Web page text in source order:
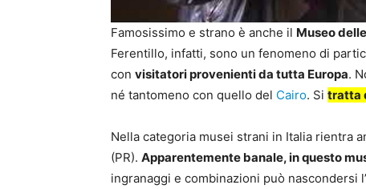
Famosissimo e strano è anche il Museo
Ferentillo, infatti, sono un fenomeno di
con visitatori provenienti da tutta Europa.
né tantomeno con quello del Cairo. Si tratta
Nella categoria musei strani in Italia rientra
(PR). Apparentemente banale, in questo
ingranaggi e combinazioni può nascondersi